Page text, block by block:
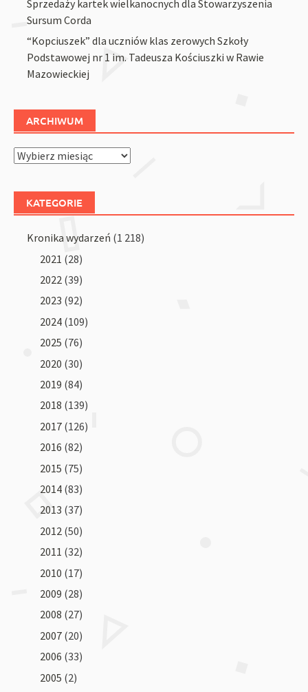
Sprzedaży kartek wielkanocnych dla Stowarzyszenia
Sursum Corda
“Kopciuszek” dla uczniów klas zerowych Szkoły
Podstawowej nr 1 im. Tadeusza Kościuszki w Rawie
Mazowieckiej
ARCHIWUM
Archiwum
KATEGORIE
Kronika wydarzeń (1 218)
2021 (28)
2022 (39)
2023 (92)
2024 (109)
2025 (76)
2020 (30)
2019 (84)
2018 (139)
2017 (126)
2016 (82)
2015 (75)
2014 (83)
2013 (37)
2012 (50)
2011 (32)
2010 (17)
2009 (28)
2008 (27)
2007 (20)
2006 (33)
2005 (2)